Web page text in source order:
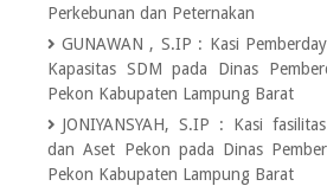
Perkebunan dan Peternakan
GUNAWAN , S.IP : Kasi
Kapasitas SDM pada Dinas
Pekon Kabupaten Lampung Barat
JONIYANSYAH, S.IP
:
Kasi
dan Aset Pekon pada Dinas
Pekon Kabupaten Lampung Barat